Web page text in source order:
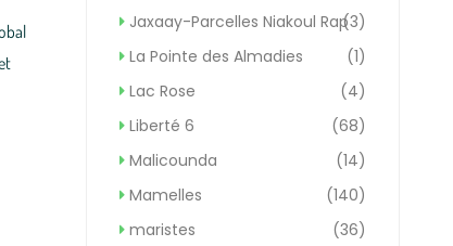
Jaxaay-Parcelles Niakoul Rap(3)
La Pointe des Almadies
(1)
Lac Rose
(4)
Liberté 6
(68)
Malicounda
(14)
Mamelles
(140)
maristes
(36)